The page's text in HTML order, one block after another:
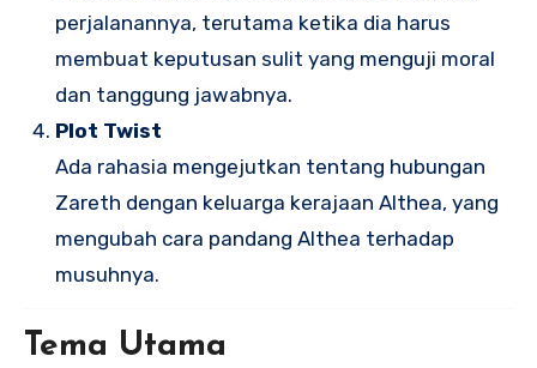
perjalanannya, terutama ketika dia harus
membuat keputusan sulit yang menguji moral
dan tanggung jawabnya.
Plot Twist
Ada rahasia mengejutkan tentang hubungan
Zareth dengan keluarga kerajaan Althea, yang
mengubah cara pandang Althea terhadap
musuhnya.
Tema Utama